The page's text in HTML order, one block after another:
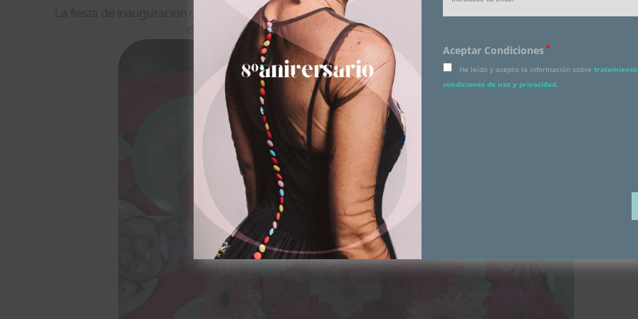
La fiesta de inauguración del sábado fue genial: cupcakes de Majose’s, mucha bloggera, buena música con un
dj pinchando en directo y muchas ganas de comprarlo todo.
Aceptar Condiciones *
He leído y acepto la información sobre tratamiento
condiciones de uso y privacidad.